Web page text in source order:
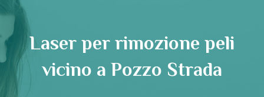
Laser per rimozione peli
vicino a Pozzo Strada